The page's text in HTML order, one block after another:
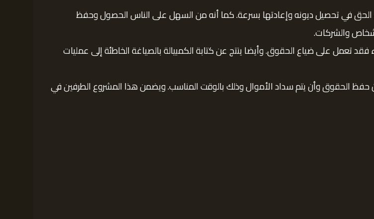
الحق في تحصيل ديونه وإعادتها بسرعة. كما أنه من السهل على الناس الحصول وحفظ
والشركات.
تعمل على ضياع الحقوق. وأيضا ينتج عن كتابة الكمبيالة بالصياغة الخاطئة إلى عمليات
الحقوق وأن يتم سداد الأموال وذلك بالوقت المناسب. ويضمن هذا المشروع الطرفين في